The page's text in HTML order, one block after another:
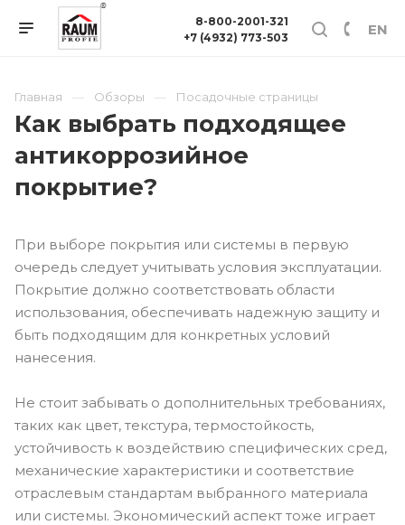
EN
8-800-2001-321
+7 (4932) 773-503
Главная Обзоры Посадочные страницы
Как выбрать подходящее
антикоррозийное
покрытие?
При выборе покрытия или системы в первую
очередь следует учитывать условия эксплуатации.
Покрытие должно соответствовать области
использования, обеспечивать надежную защиту и
быть подходящим для конкретных условий
нанесения.
Не стоит забывать о дополнительных требованиях,
таких как цвет, текстура, термостойкость,
устойчивость к воздействию специфических сред,
механические характеристики и соответствие
отраслевым стандартам выбранного материала
или системы. Экономический аспект тоже играет